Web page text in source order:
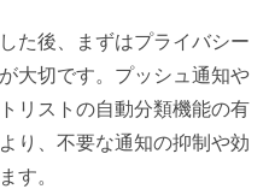
た後、まずはプライバシー
大切です。プッシュ通知や
リストの自動分類機能の有
り、不要な通知の抑制や効
す。